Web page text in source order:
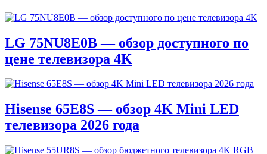
LG 75NU8E0B — обзор доступного по
цене телевизора 4K
Hisense 65E8S — обзор 4K Mini LED
телевизора 2026 года